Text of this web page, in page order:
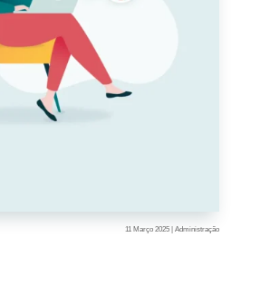
11 Março 2025 |Administração